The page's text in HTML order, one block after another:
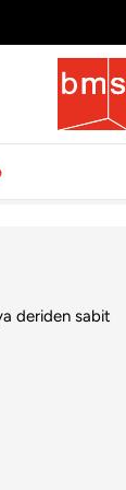
deriden sabit